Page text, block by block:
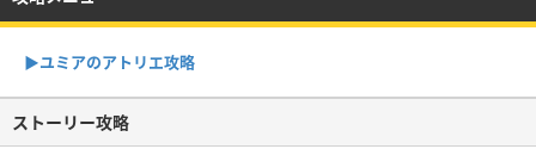
▶︎ユミアのアトリエ攻略
ストーリー攻略